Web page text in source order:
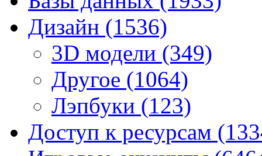
Дизайн (1536)
3D модели (349)
Другое (1064)
Лэпбуки (123)
Доступ к ресурсам